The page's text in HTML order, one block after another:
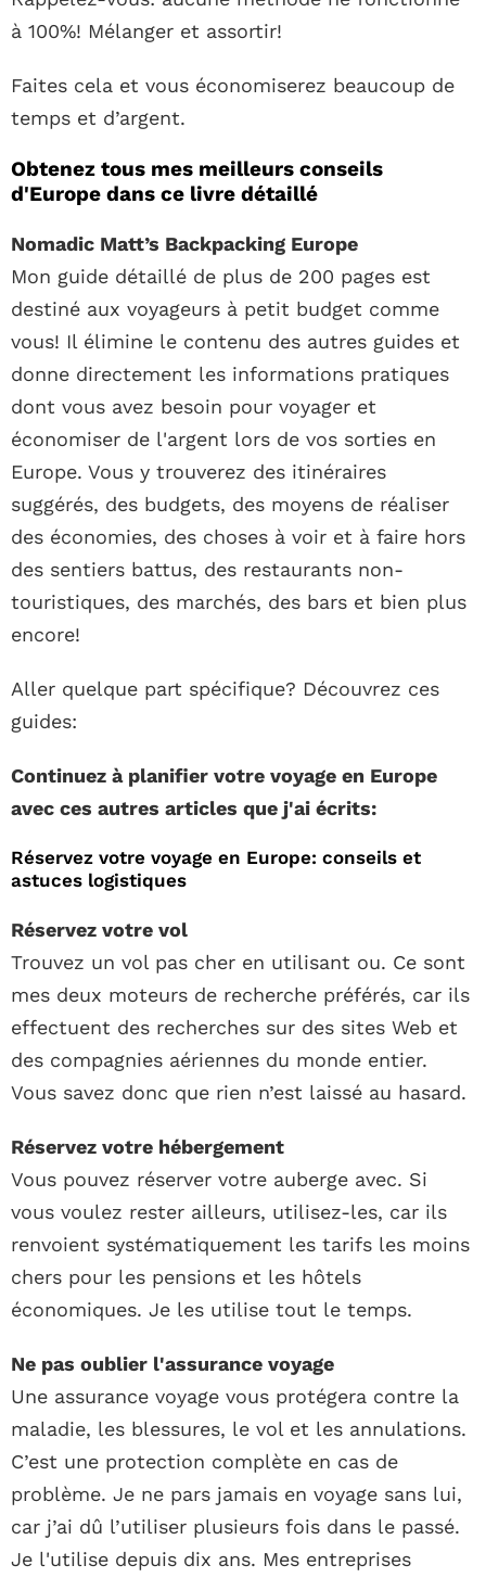
à 100%! Mélanger et assortir!
Faites cela et vous économiserez beaucoup de
temps et d’argent.
Obtenez tous mes meilleurs conseils
d'Europe dans ce livre détaillé
Nomadic Matt’s Backpacking Europe
Mon guide détaillé de plus de 200 pages est
destiné aux voyageurs à petit budget comme
vous! Il élimine le contenu des autres guides et
donne directement les informations pratiques
dont vous avez besoin pour voyager et
économiser de l'argent lors de vos sorties en
Europe. Vous y trouverez des itinéraires
suggérés, des budgets, des moyens de réaliser
des économies, des choses à voir et à faire hors
des sentiers battus, des restaurants non-
touristiques, des marchés, des bars et bien plus
encore!
Aller quelque part spécifique? Découvrez ces
guides:
Continuez à planifier votre voyage en Europe
avec ces autres articles que j'ai écrits:
Réservez votre voyage en Europe: conseils et
astuces logistiques
Réservez votre vol
Trouvez un vol pas cher en utilisant ou. Ce sont
mes deux moteurs de recherche préférés, car ils
effectuent des recherches sur des sites Web et
des compagnies aériennes du monde entier.
Vous savez donc que rien n’est laissé au hasard.
Réservez votre hébergement
Vous pouvez réserver votre auberge avec. Si
vous voulez rester ailleurs, utilisez-les, car ils
renvoient systématiquement les tarifs les moins
chers pour les pensions et les hôtels
économiques. Je les utilise tout le temps.
Ne pas oublier l'assurance voyage
Une assurance voyage vous protégera contre la
maladie, les blessures, le vol et les annulations.
C’est une protection complète en cas de
problème. Je ne pars jamais en voyage sans lui,
car j’ai dû l’utiliser plusieurs fois dans le passé.
Je l'utilise depuis dix ans. Mes entreprises